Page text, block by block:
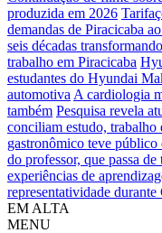
produzida em 2026
demandas de Piracicaba
seis décadas
trabalho em Piracicaba
estudantes do Hyundai
automotiva A cardiologia
também Pesquisa revela
conciliam estudo, trabalho
gastronômico teve público
do professor, que passa
experiências de
representatividade
EM ALTA
MENU